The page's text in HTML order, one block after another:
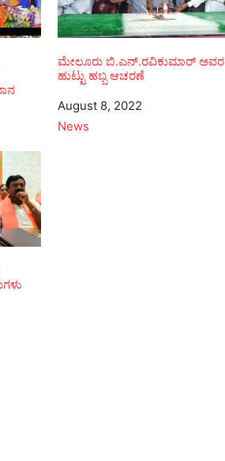
ಮೇಲೂರು ಬಿ.ಎನ್.ರವಿಕುಮಾರ್ ಅವರ
ಹುಟ್ಟು ಹಬ್ಬ ಆಚರಣೆ
Date
August 8, 2022
In relation to
News